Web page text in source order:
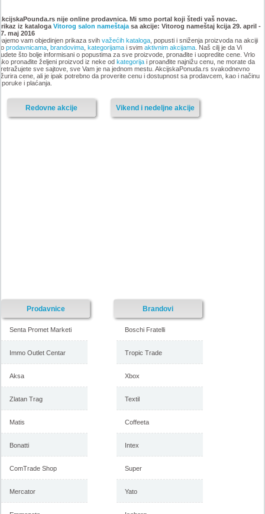
akcija, 14. dec. 2018 do 25.
januar 2019
-istekla akcija-
akcija 2. novembar do 14.
decembar 2018
-istekla akcija-
Akcija Vitorog nameštaj, 29.
jun do 17. avgust 2018
Vitorog katalog nameštaja,
akcija 13. april do 25. maj
nije online prodavnica. Mi smo portal koji štedi vaš novac.
iz kataloga Vitorog salon nameštajasa akcije: Vitorog nameštaj kcija 29. april -
maj 2016
vam objedinjen prikaza svih važećih kataloga, popusti i sniženja proizvoda na akciji
prodavnicama, brandovima, kategorijamai svim aktivnim akcijama. Naš cilj je da Vi
što bolje informisani o popustima za sve proizvode, pronađite i uopredite cene. Vrlo
pronađite željeni proizvod iz neke od kategorijai proanđite najnižu cenu, ne morate da
sve sajtove, sve Vam je na jednom mestu. AkcijskaPonuda.rs svakodnevno
cene, ali je ipak potrebno da proverite cenu i dostupnost sa prodavcem, kao i načinu
i plaćanja.
Vikend i nedeljne akcije
Redovne akcije
Prodavnice
Senta Promet Marketi
Immo Outlet Centar
Aksa
Zlatan Trag
Matis
Bonatti
ComTrade Shop
Mercator
Brandovi
Boschi Fratelli
Tropic Trade
Xbox
Textil
Coffeeta
Intex
Super
Yato